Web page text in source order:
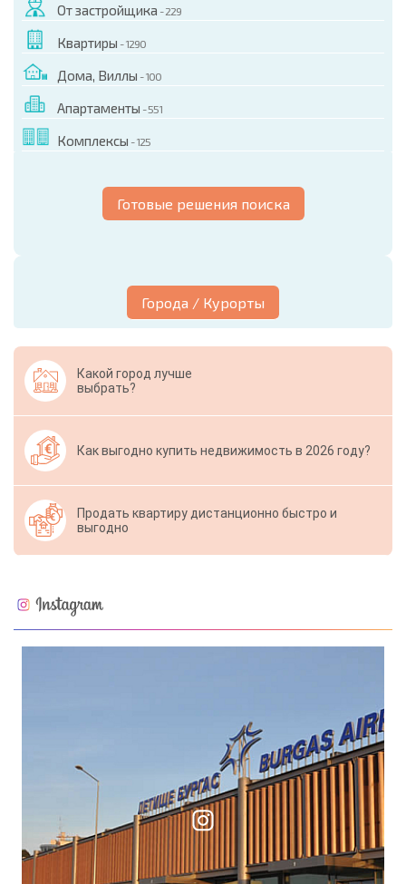
От застройщика - 229
Квартиры - 1290
Дома, Виллы - 100
Апартаменты - 551
Комплексы - 125
Готовые решения поиска
Города / Курорты
Какой город лучше
выбрать?
Как выгодно купить недвижимость в 2026 году?
Продать квартиру дистанционно быстро и
выгодно